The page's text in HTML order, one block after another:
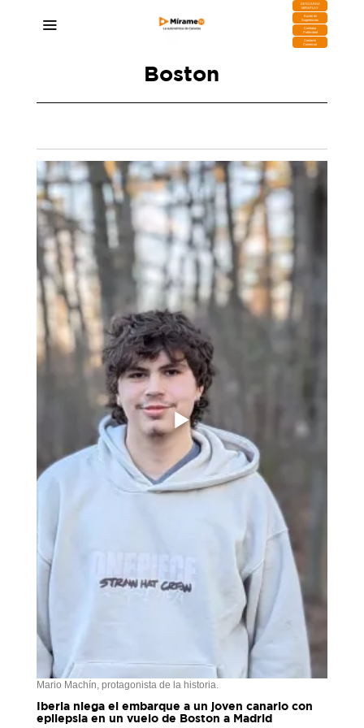
DESCARGA
MIRAPLAY
Buzón de
Sugerencias
Contratar
Publicidad
Contacto
Comercial
Boston
Mario Machín, protagonista de la historia.
Iberia niega el embarque a un joven canario con
epilepsia en un vuelo de Boston a Madrid